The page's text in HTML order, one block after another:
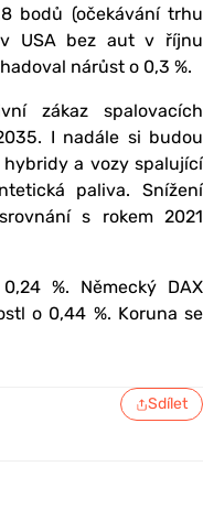
bodů (očekávání trhu
USA bez aut v říjnu
nárůst o 0,3 %.
zákaz spalovacích
I nadále si budou
a vozy spalující
paliva. Snížení
s rokem 2021
%. Německý DAX
o 0,44 %. Koruna se
Sdílet